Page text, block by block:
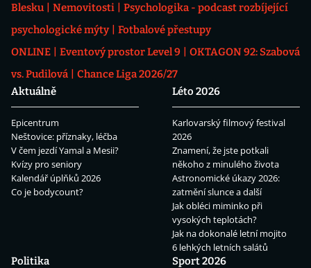
Blesku
Nemovitosti
Psychologika - podcast rozbíjející
psychologické mýty
Fotbalové přestupy
ONLINE
Eventový prostor Level 9
OKTAGON 92: Szabová
vs. Pudilová
Chance Liga 2026/27
Aktuálně
Epicentrum
Neštovice: příznaky, léčba
V čem jezdí Yamal a Mesii?
Kvízy pro seniory
Kalendář úplňků 2026
Co je bodycount?
Léto 2026
Karlovarský filmový festival
2026
Znamení, že jste potkali
někoho z minulého života
Astronomické úkazy 2026:
zatmění slunce a další
Jak obléci miminko při
vysokých teplotách?
Jak na dokonalé letní mojito
6 lehkých letních salátů
Politika
Sport 2026